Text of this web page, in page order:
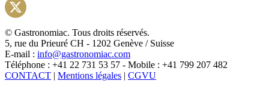
X
© Gastronomiac. Tous droits réservés.
5, rue du Prieuré CH - 1202 Genève / Suisse
E-mail : info@gastronomiac.com
Téléphone : +41 22 731 53 57 - Mobile : +41 799 207 482
CONTACT | Mentions légales | CGVU